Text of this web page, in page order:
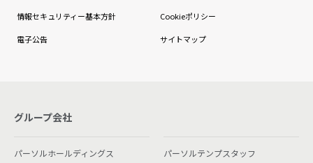
情報セキュリティー基本方針 Cookieポリシー
電子公告 サイトマップ
グループ会社
パーソルホールディングス パーソルテンプスタッフ